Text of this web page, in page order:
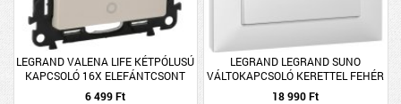
LEGRAND VALENA LIFE KÉTPÓLUSÚ
KAPCSOLÓ 16X ELEFÁNTCSONT
6 499 Ft
LEGRAND LEGRAND SUNO
VÁLTOKAPCSOLÓ KERETTEL FEHÉR
5 DB/CSOMAG
18 990 Ft